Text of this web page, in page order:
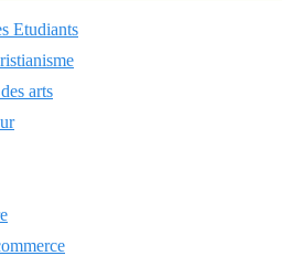
Etudiants
arts